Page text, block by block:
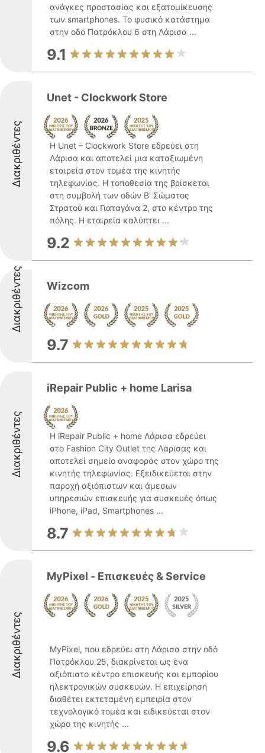
ανάγκες προστασίας και εξατομίκευσης
των smartphones. Το φυσικό κατάστημα
στην οδό Πατρόκλου 6 στη Λάρισα ...
9.1
Διακριθέντες
Unet - Clockwork Store
Η Unet – Clockwork Store εδρεύει στη
Λάρισα και αποτελεί μια καταξιωμένη
εταιρεία στον τομέα της κινητής
τηλεφωνίας. Η τοποθεσία της βρίσκεται
στη συμβολή των οδών Β' Σώματος
Στρατού και Γιαταγάνα 2, στο κέντρο της
πόλης. Η εταιρεία καλύπτει ...
9.2
Διακριθέντες Wizcom
9.7
Διακριθέντες
iRepair Public + home Larisa
Η iRepair Public + home Λάρισα εδρεύει
στο Fashion City Outlet της Λάρισας και
αποτελεί σημείο αναφοράς στον χώρο της
κινητής τηλεφωνίας. Εξειδικεύεται στην
παροχή αξιόπιστων και άμεσων
υπηρεσιών επισκευής για συσκευές όπως
iPhone, iPad, Smartphones ...
8.7
Διακριθέντες
MyPixel - Επισκευές & Service
MyPixel, που εδρεύει στη Λάρισα στην οδό
Πατρόκλου 25, διακρίνεται ως ένα
αξιόπιστο κέντρο επισκευής και εμπορίου
ηλεκτρονικών συσκευών. Η επιχείρηση
διαθέτει εκτεταμένη εμπειρία στον
τεχνολογικό τομέα και ειδικεύεται στον
χώρο της κινητής ...
9.6